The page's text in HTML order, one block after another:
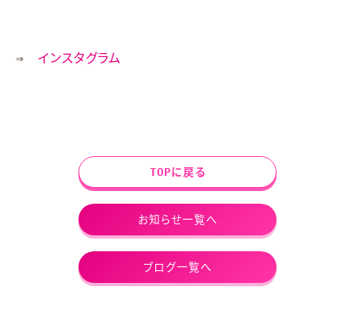
⇒ インスタグラム
TOPに戻る
お知らせ一覧へ
ブログ一覧へ